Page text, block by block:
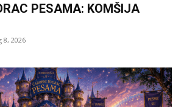
PESAMA: KOMŠIJA
8, 2026